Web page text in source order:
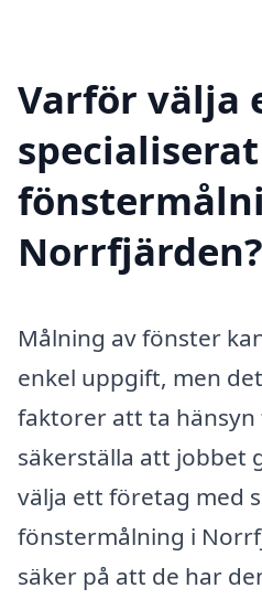
Varför välja
Norrfjärden?
Målning av fönster
enkel uppgift, men
faktorer att ta
säkerställa att jobbet
välja ett företag med
fönstermålning i
säker på att de har